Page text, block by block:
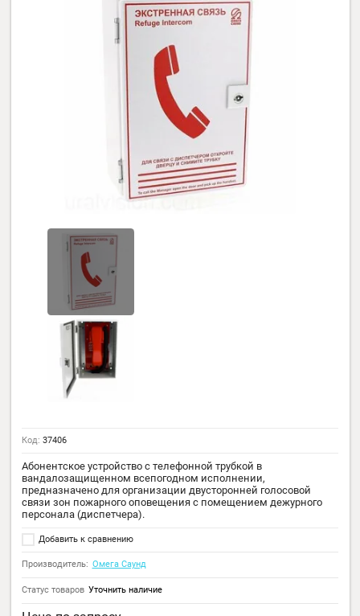
Абонентское устройство с телефонной трубкой в
вандалозащищенном всепогодном исполнении,
предназначено для организации двусторонней голосовой
связи зон пожарного оповещения с помещением дежурного
персонала (диспетчера).